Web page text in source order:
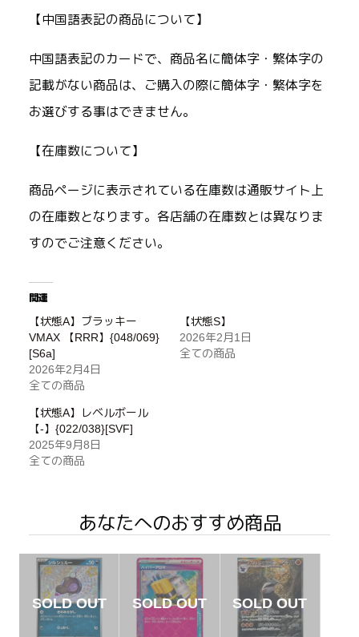
【中国語表記の商品について】
中国語表記のカードで、商品名に簡体字・繁体字の
記載がない商品は、ご購入の際に簡体字・繁体字を
お選びする事はできません。
【在庫数について】
商品ページに表示されている在庫数は通販サイト上
の在庫数となります。各店舗の在庫数とは異なりま
すのでご注意ください。
関連
【状態A】ブラッキー
VMAX 【RRR】{048/069}
[S6a]
2026年2月4日
全ての商品
【状態S】
2026年2月1日
全ての商品
【状態A】レベルボール
【-】{022/038}[SVF]
2025年9月8日
全ての商品
あなたへのおすすめ商品